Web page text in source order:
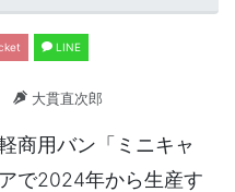
LINE
大貫直次郎
商用バン「ミニキャ
で2024年から生産す